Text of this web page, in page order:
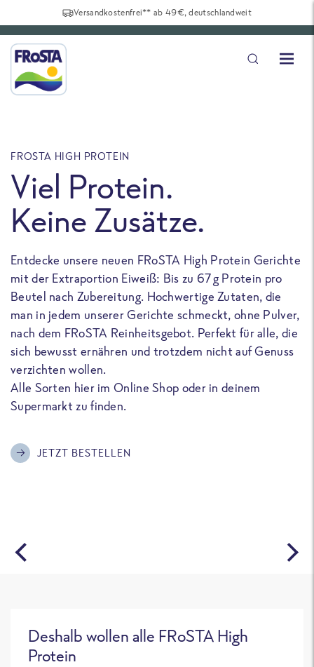
Versandkostenfrei** ab 49€, deutschlandweit
FROSTA HIGH PROTEIN
Viel Protein.
Keine Zusätze.
Entdecke unsere neuen FRoSTA High Protein Gerichte
mit der Extraportion Eiweiß: Bis zu 67 g Protein pro
Beutel nach Zubereitung. Hochwertige Zutaten, die
man in jedem unserer Gerichte schmeckt, ohne Pulver,
nach dem FRoSTA Reinheitsgebot. Perfekt für alle, die
sich bewusst ernähren und trotzdem nicht auf Genuss
verzichten wollen.
Alle Sorten hier im Online Shop oder in deinem
Supermarkt zu finden.
JETZT BESTELLEN
Deshalb wollen alle FRoSTA High
Protein